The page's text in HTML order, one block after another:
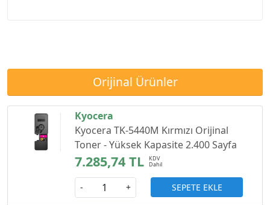
Orijinal Ürünler
Kyocera
Kyocera TK-5440M Kırmızı Orijinal
Toner - Yüksek Kapasite 2.400 Sayfa
7.285,74 TL
- + SEPETE EKLE